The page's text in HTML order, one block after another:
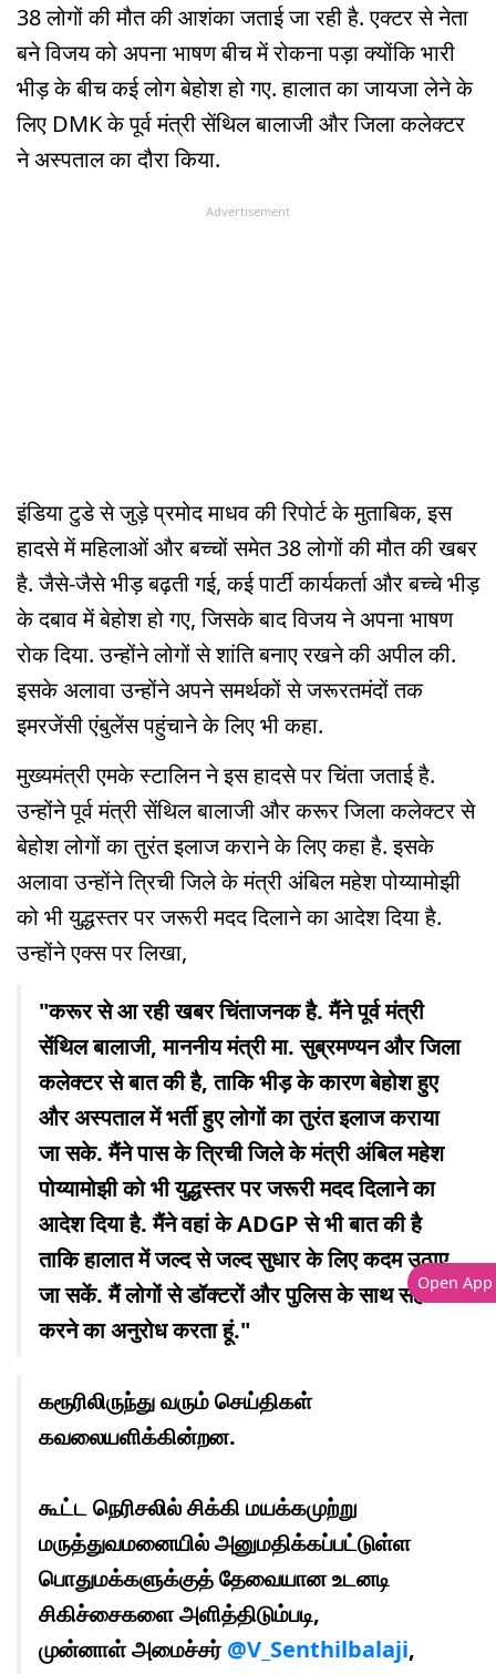
38 लोगों की मौत की आशंका जताई जा रही है. एक्टर से नेता
बने विजय को अपना भाषण बीच में रोकना पड़ा क्योंकि भारी
भीड़ के बीच कई लोग बेहोश हो गए. हालात का जायजा लेने के
लिए DMK के पूर्व मंत्री सेंथिल बालाजी और जिला कलेक्टर
ने अस्पताल का दौरा किया.
Advertisement
इंडिया टुडे से जुड़े प्रमोद माधव की रिपोर्ट के मुताबिक, इस
हादसे में महिलाओं और बच्चों समेत 38 लोगों की मौत की खबर
है. जैसे-जैसे भीड़ बढ़ती गई, कई पार्टी कार्यकर्ता और बच्चे भीड़
के दबाव में बेहोश हो गए, जिसके बाद विजय ने अपना भाषण
रोक दिया. उन्होंने लोगों से शांति बनाए रखने की अपील की.
इसके अलावा उन्होंने अपने समर्थकों से जरूरतमंदों तक
इमरजेंसी एंबुलेंस पहुंचाने के लिए भी कहा.
मुख्यमंत्री एमके स्टालिन ने इस हादसे पर चिंता जताई है.
उन्होंने पूर्व मंत्री सेंथिल बालाजी और करूर जिला कलेक्टर से
बेहोश लोगों का तुरंत इलाज कराने के लिए कहा है. इसके
अलावा उन्होंने त्रिची जिले के मंत्री अंबिल महेश पोय्यामोझी
को भी युद्धस्तर पर जरूरी मदद दिलाने का आदेश दिया है.
उन्होंने एक्स पर लिखा,
"करूर से आ रही खबर चिंताजनक है. मैंने पूर्व मंत्री
सेंथिल बालाजी, माननीय मंत्री मा. सुब्रमण्यन और जिला
कलेक्टर से बात की है, ताकि भीड़ के कारण बेहोश हुए
और अस्पताल में भर्ती हुए लोगों का तुरंत इलाज कराया
जा सके. मैंने पास के त्रिची जिले के मंत्री अंबिल महेश
पोय्यामोझी को भी युद्धस्तर पर जरूरी मदद दिलाने का
आदेश दिया है. मैंने वहां के ADGP से भी बात की है
ताकि हालात में जल्द से जल्द सुधार के लिए कदम उठाए
जा सकें. मैं लोगों से डॉक्टरों और पुलिस के साथ सहयोग
करने का अनुरोध करता हूं."
கரூரிலிருந்து வரும் செய்திகள்
கவலையளிக்கின்றன.
கூட்ட நெரிசலில் சிக்கி மயக்கமுற்று
மருத்துவமனையில் அனுமதிக்கப்பட்டுள்ள
பொதுமக்களுக்குத் தேவையான உடனடி
சிகிச்சைகளை அளித்திடும்படி,
முன்னாள் அமைச்சர்@V_Senthilbalaji,
Open App